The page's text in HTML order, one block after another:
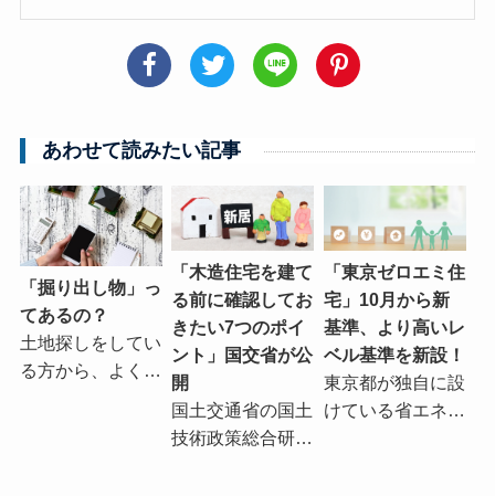
あわせて読みたい記事
「掘り出し物」っ
てあるの？
土地探しをしてい
る方から、よく…
「木造住宅を建て
る前に確認してお
きたい7つのポイ
ント」国交省が公
開
国土交通省の国土
技術政策総合研…
「東京ゼロエミ住
宅」10月から新
基準、より高いレ
ベル基準を新設！
東京都が独自に設
けている省エネ…